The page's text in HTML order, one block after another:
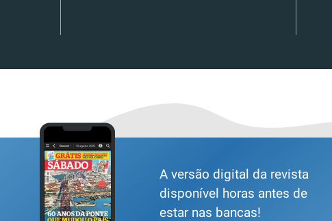
A versão digital da revista
disponível horas antes de
estar nas bancas!